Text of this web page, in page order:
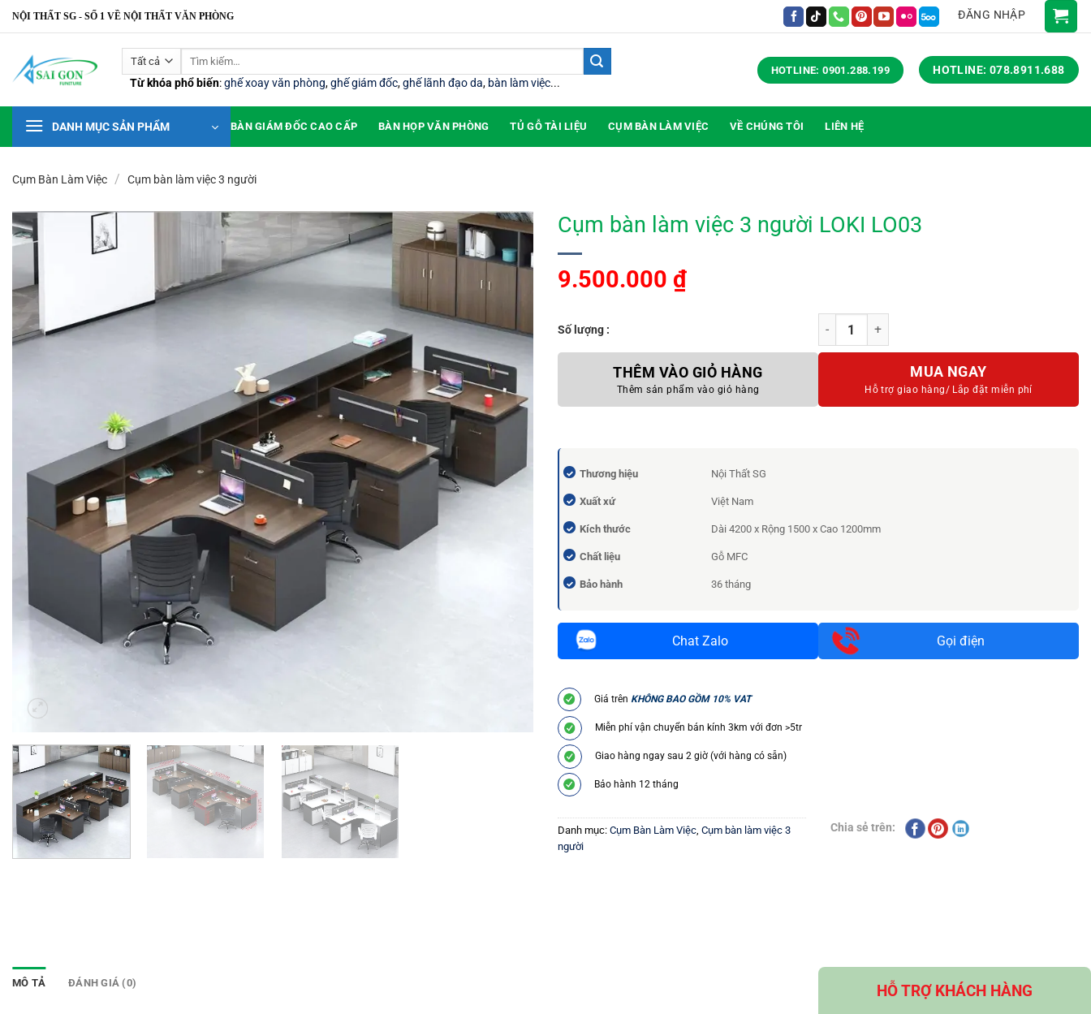
Bỏ
qua
dung
NỘI THẤT SG - SỐ 1 VỀ NỘI THẤT VĂN PHÒNG ĐĂNG NHẬP
Tìm
Từ khóa phổ biến:ghế xoay văn phòng,ghế giám đốc,ghế lãnh đạo da, bàn làm việc...
HOTLINE: 0901.288.199 HOTLINE: 078.8911.688
DANH MỤC SẢN PHẨM BÀN GIÁM ĐỐC CAO CẤP BÀN HỌP VĂN PHÒNG TỦ GỖ TÀI LIỆU CỤM BÀN LÀM VIỆC VỀ CHÚNG TÔI LIÊN HỆ
Cụm Bàn Làm Việc / Cụm bàn làm việc 3 người
Cụm bàn làm việc 3 người LOKI LO03
9.500.000 ₫
Số lượng :
Cụm bàn làm việc 3 người LOKI LO03 số lượng
THÊM VÀO GIỎ HÀNG
Thêm sản phẩm vào giỏ hàng
MUA NGAY
Hỗ trợ giao hàng/ Lắp đặt miễn phí
Thương hiệu Nội Thất SG
Xuất xứ Việt Nam
Kích thước Dài 4200 x Rộng 1500 x Cao 1200mm
Chất liệu Gỗ MFC
Bảo hành 36 tháng
Chat Zalo Gọi điện
Giá trên KHÔNG BAO GỒM 10% VAT
Miễn phí vận chuyển bán kính 3km với đơn >5tr
Giao hàng ngay sau 2 giờ (với hàng có sẵn)
Bảo hành 12 tháng
Danh mục: Cụm Bàn Làm Việc Cụm bàn làm việc 3
người
Chia sẻ trên:
MÔ TẢ ĐÁNH GIÁ (0) HỖ TRỢ KHÁCH HÀNG